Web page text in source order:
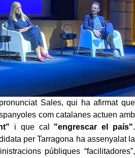
Sales, qui ha afirmat que
com catalanes actuen amb
i que cal "engrescar el país".
per Tarragona ha assenyalat la
públiques “facilitadores”,